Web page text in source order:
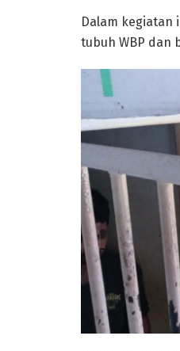
Dalam kegiatan
tubuh WBP dan